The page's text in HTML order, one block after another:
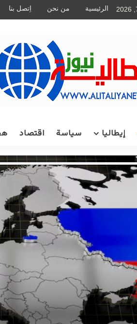
الرئيسية من نحن اِتصل بنا
إيطاليا سياسة اقتصاد